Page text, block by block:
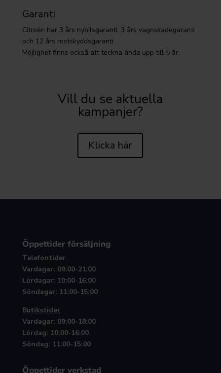
Garanti
Citroën har 3 års nybilsgaranti, 3 års vagnskadegaranti
och 12 års rostskyddsgaranti.
Möjlighet finns också att teckna ända upp till 5 år.
Vill du se aktuella
kampanjer?
Klicka här
Öppettider försäljning
Telefontider
Vardagar: 09:00-21:00
Lördagar: 10:00-16:00
Söndagar: 11:00-15:00
Butikstider
Vardagar: 09:00-18:00
Lördag: 10:00-16:00
Söndag: 11:00-15:00
Öppettider verkstad